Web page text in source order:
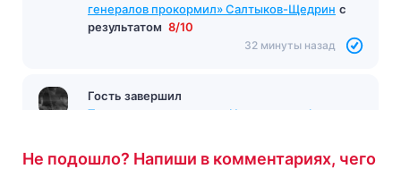
генералов прокормил» Салтыков-Щедрин с
результатом 8/10
32 минуты назад
Гость завершил
Тест по произведению «На западном фронте
Не подошло? Напиши в комментариях, чего